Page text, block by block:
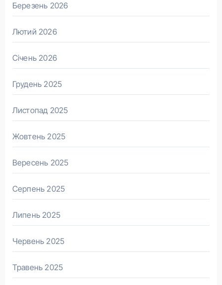
Березень 2026
Лютий 2026
Січень 2026
Грудень 2025
Листопад 2025
Жовтень 2025
Вересень 2025
Серпень 2025
Липень 2025
Червень 2025
Травень 2025